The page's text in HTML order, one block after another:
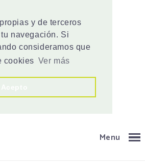
y de terceros
navegación. Si
consideramos que
cookies Ver más
Menu